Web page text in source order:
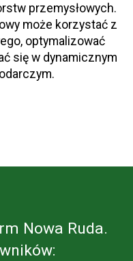
przemysłowych.
może korzystać z
optymalizować
się w dynamicznym
Nowa Ruda.